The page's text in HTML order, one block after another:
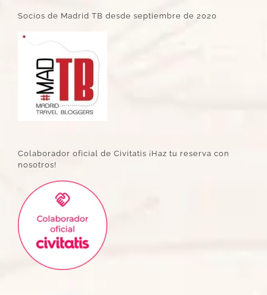
Socios de Madrid TB desde septiembre de 2020
Colaborador oficial de Civitatis ¡Haz tu reserva con
nosotros!